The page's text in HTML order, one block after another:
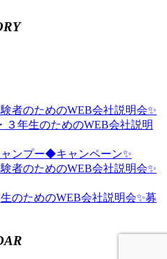
者のためのWEB会社説明会✨
３年生のためのWEB会社説明
ンプー◆キャンペーン✨
者のためのWEB会社説明会✨
のためのWEB会社説明会✨募